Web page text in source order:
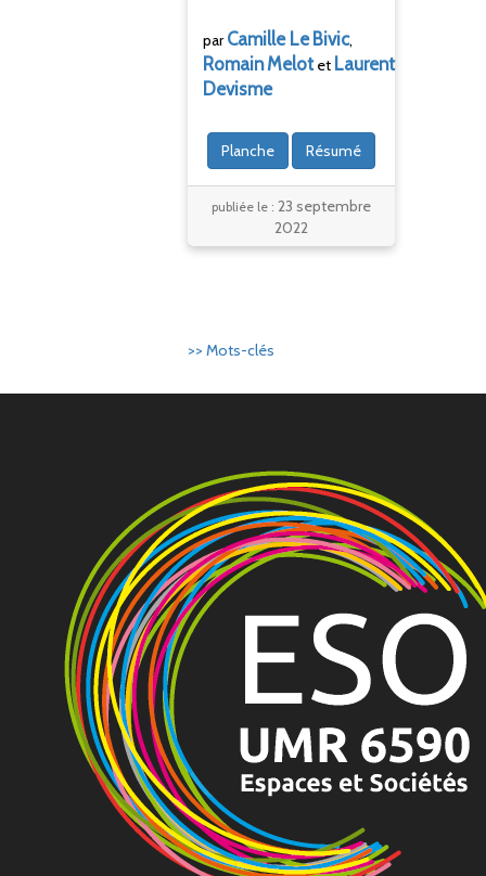
parCamille Le Bivic,
RomainMelotet Laurent
Devisme
Planche Résumé
publiée le :23 septembre
2022
>> Mots-clés